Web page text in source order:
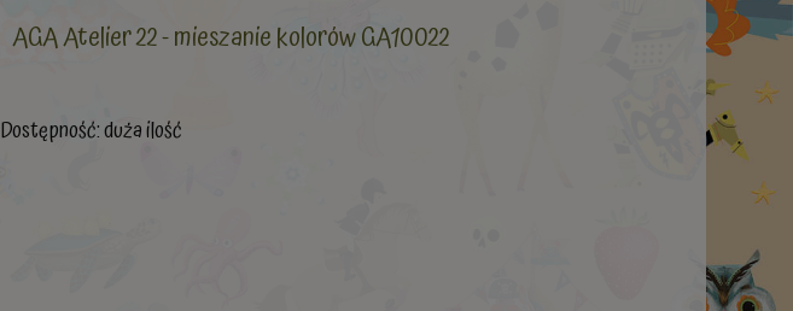
AGA Atelier 22 - mieszanie kolorów GA10022
Dostępność:duża ilość